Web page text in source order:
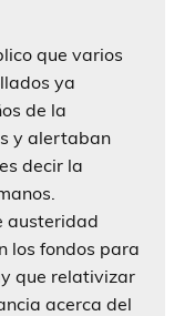
que varios
ya
de la
y alertaban
decir la
austeridad
los fondos para
que relativizar
acerca del